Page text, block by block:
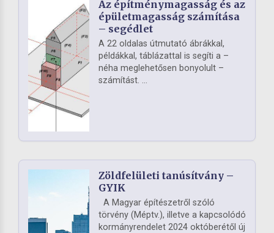
Az építménymagasság és az
épületmagasság számítása
– segédlet
A 22 oldalas útmutató ábrákkal,
példákkal, táblázattal is segíti a –
néha meglehetősen bonyolult –
számítást. ...
Zöldfelületi tanúsítvány –
GYIK
A Magyar építészetről szóló
törvény (Méptv.), illetve a kapcsolódó
kormányrendelet 2024 októberétől új